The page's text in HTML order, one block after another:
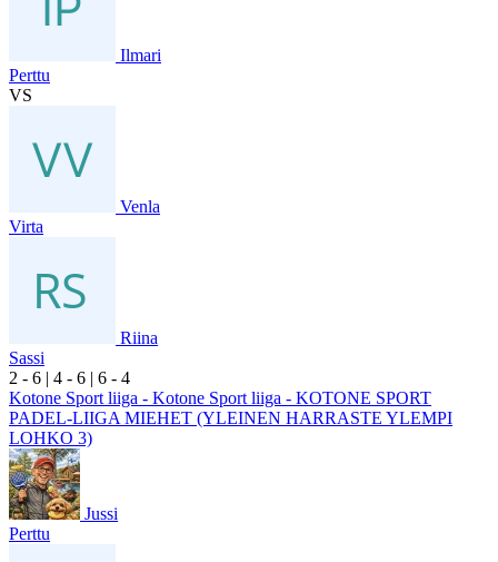
Ilmari
Perttu
VS
Venla
Virta
Riina
Sassi
2 - 6 | 4 - 6 | 6 - 4
Kotone Sport liiga - Kotone Sport liiga - KOTONE SPORT
PADEL-LIIGA MIEHET (YLEINEN HARRASTE YLEMPI
LOHKO 3)
Jussi
Perttu